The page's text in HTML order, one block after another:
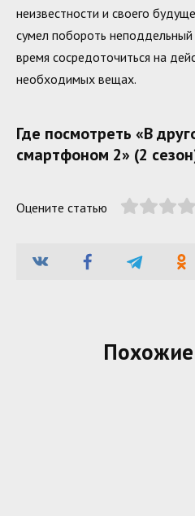
неизвестности и своего
сумел побороть
время сосредоточиться на
необходимых вещах.
Где посмотреть «В
смартфоном 2» (2
Оцените статью